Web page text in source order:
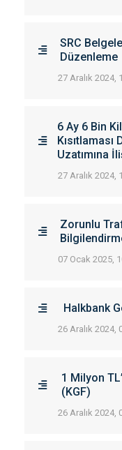
SRC
Düzenleme
27 Aralık 2024,
6 Ay 6 Bin
Uzatımına
27 Aralık 2024,
Zorunlu
07 Ocak 2025,
Halkbank
26 Aralık 2024,
1 Milyon
(KGF)
26 Aralık 2024,